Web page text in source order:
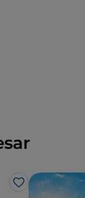
Me gusta